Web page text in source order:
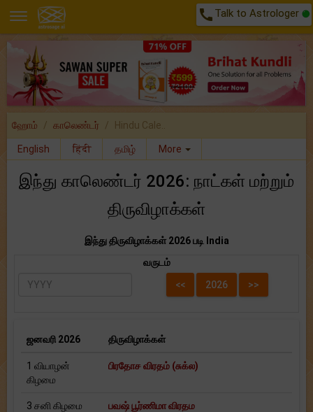
call Talk to Astrologer
ஹோம் காலெண்டர் Hindu Cale..
English हिंदी தமிழ் More
இந்து காலெண்டர் 2026: நாட்கள் மற்றும்
திருவிழாக்கள்
இந்து திருவிழாக்கள் 2026 படி India
வருடம்
ஜனவரி 2026 திருவிழாக்கள்
1 வியாழன்
கிழமை
பிரதோச விரதம் (சுக்ல)
3 சனி கிழமை பவஷ் பூர்ணிமா விரதம